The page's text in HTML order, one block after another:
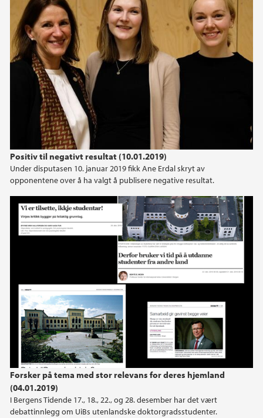
Positiv til negativt resultat (10.01.2019)
Under disputasen 10. januar 2019 fikk Ane Erdal skryt av
opponentene over å ha valgt å publisere negative resultat.
Forsker på tema med stor relevans for deres hjemland
(04.01.2019)
I Bergens Tidende 17., 18., 22., og 28. desember har det vært
debattinnlegg om UiBs utenlandske doktorgradsstudenter.